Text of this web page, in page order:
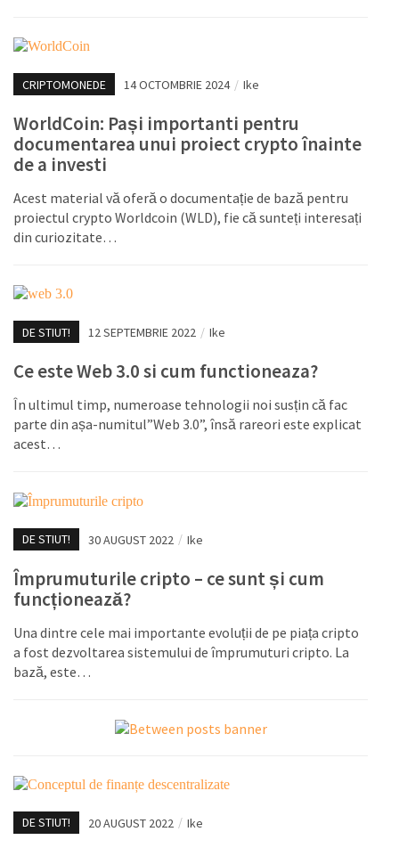
CRIPTOMONEDE 14 OCTOMBRIE 2024 / Ike
WorldCoin: Pași importanti pentru
documentarea unui proiect crypto înainte
de a investi
Acest material vă oferă o documentație de bază pentru
proiectul crypto Worldcoin (WLD), fie că sunteți interesați
din curiozitate…
DE STIUT! 12 SEPTEMBRIE 2022 / Ike
Ce este Web 3.0 si cum functioneaza?
În ultimul timp, numeroase tehnologii noi susțin că fac
parte din așa-numitul”Web 3.0”, însă rareori este explicat
acest…
DE STIUT! 30 AUGUST 2022 / Ike
Împrumuturile cripto – ce sunt și cum
funcționează?
Una dintre cele mai importante evoluții de pe piața cripto
a fost dezvoltarea sistemului de împrumuturi cripto. La
bază, este…
DE STIUT! 20 AUGUST 2022 / Ike